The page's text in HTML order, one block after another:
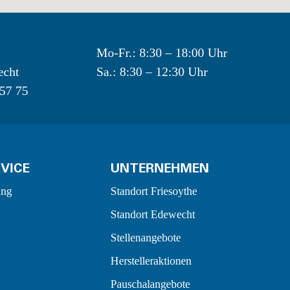
75
Mo-Fr.: 8:30 – 18:00 Uhr
Sa.: 8:30 – 12:30 Uhr
UNTERNEHMEN
Standort Friesoythe
Standort Edewecht
Stellenangebote
Herstelleraktionen
Pauschalangebote